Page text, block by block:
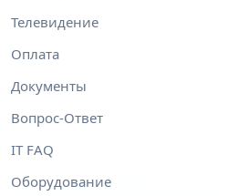
Телевидение
Оплата
Документы
Вопрос-Ответ
IT FAQ
Оборудование